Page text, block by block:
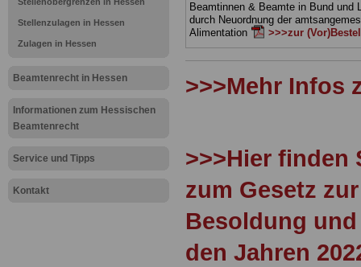
Stellenzulagen in Hessen
Zulagen in Hessen
Beamtenrecht in Hessen
Informationen zum Hessischen
Beamtenrecht
Service und Tipps
Kontakt
Beamtinnen & Beamte in Bund und
durch Neuordnung der
Alimentation
>>>zur
>>>Mehr Infos
>>>Hier finden
zum Gesetz
Besoldung
den Jahren